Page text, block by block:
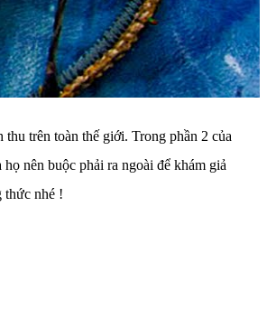
trên toàn thế giới. Trong phần 2 của
nên buộc phải ra ngoài để khám giả
thức nhé !